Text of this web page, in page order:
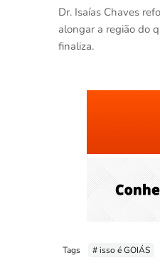
Dr. Isaías Chaves
alongar a região do
finaliza.
Tags # isso é GOIÁS